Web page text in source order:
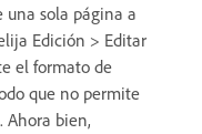
una sola página a
Edición > Editar
el formato de
que no permite
Ahora bien,